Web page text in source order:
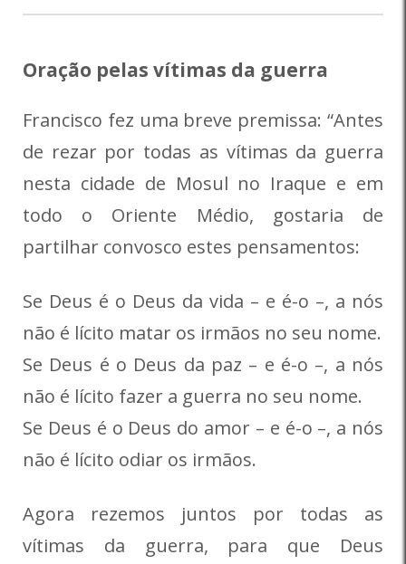
Oração pelas vítimas da guerra
Francisco fez uma breve premissa: “Antes
de rezar por todas as vítimas da guerra
nesta cidade de Mosul no Iraque e em
todo o Oriente Médio, gostaria de
partilhar convosco estes pensamentos:
Se Deus é o Deus da vida – e é-o –, a nós
não é lícito matar os irmãos no seu nome.
Se Deus é o Deus da paz – e é-o –, a nós
não é lícito fazer a guerra no seu nome.
Se Deus é o Deus do amor – e é-o –, a nós
não é lícito odiar os irmãos.
Agora rezemos juntos por todas as
vítimas da guerra, para que Deus